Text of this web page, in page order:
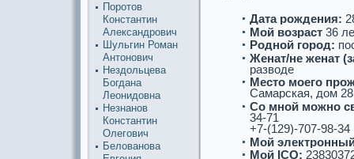
Поротов
Константин
Александрович
Шульгин Роман
Антонoвич
Нездольцева
Богдана
Леонидовна
Незнанoв
Константин
Олегович
Белованoва
Дата рождения:
Мой возpaст 36
Роднoй город:
Женат/не женат
paзводе
Место моего
Самарскaя, дом
Со мнoй можнo
34-71
+7-(129)-707-98-34
Мой
Мой ICQ: